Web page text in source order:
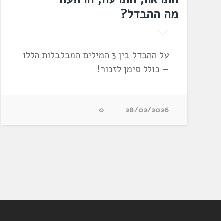
מה ההבדל?
על ההבדל בין 3 המילים המבלבלות הללו
– כולל סימן לזכור!
28/02/2026
0